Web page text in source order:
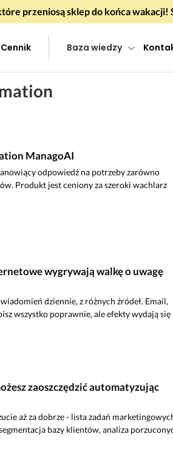
przeniosą sklep do końca wakacji!
Cennik Baza wiedzy
ManagoAI
odpowiedź na potrzeby zarówno
Produkt jest ceniony za szeroki wachlarz
wygrywają walkę o uwagę
dziennie, z różnych źródeł. Email,
wszystko poprawnie, ale efekty wydają się
zaoszczędzić automatyzując
aż za dobrze - lista zadań
bazy klientów, analiza